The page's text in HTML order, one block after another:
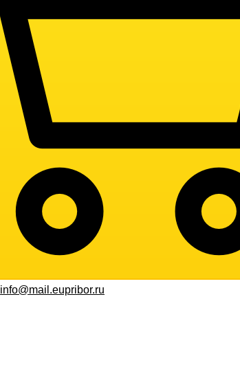
info@mail.eupribor.ru